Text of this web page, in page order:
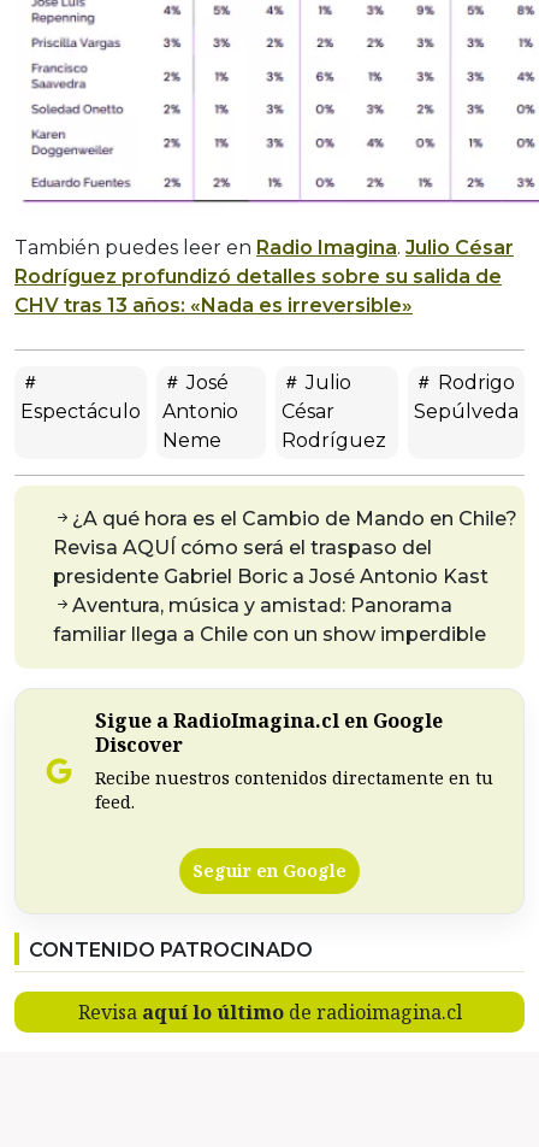
También puedes leer en Radio Imagina. Julio César
Rodríguez profundizó detalles sobre su salida de
CHV tras 13 años: «Nada es irreversible»
Espectáculo
José
Antonio
Neme
Julio
César
Rodríguez
Rodrigo
Sepúlveda
¿A qué hora es el Cambio de Mando en Chile?
Revisa AQUÍ cómo será el traspaso del
presidente Gabriel Boric a José Antonio Kast
Aventura, música y amistad: Panorama
familiar llega a Chile con un show imperdible
Sigue a RadioImagina.cl en Google
Discover
Recibe nuestros contenidos directamente en tu
feed.
Seguir en Google
CONTENIDO PATROCINADO
Revisa aquí lo últimode radioimagina.cl